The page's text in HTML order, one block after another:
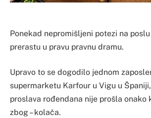
Ponekad nepromišljeni potezi na
prerastu u pravu pravnu dramu.
Upravo to se dogodilo jednom
supermarketu Karfour u Vigu u
proslava rođendana nije prošla onako
zbog – kolača.